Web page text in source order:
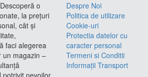
o
la prețuri
cât și
faci alegerea
un magazin –
Despre Noi
Politica de utilizare
Cookie-uri
Protectia datelor cu
caracter personal
Termeni si Conditii
Informații Transport